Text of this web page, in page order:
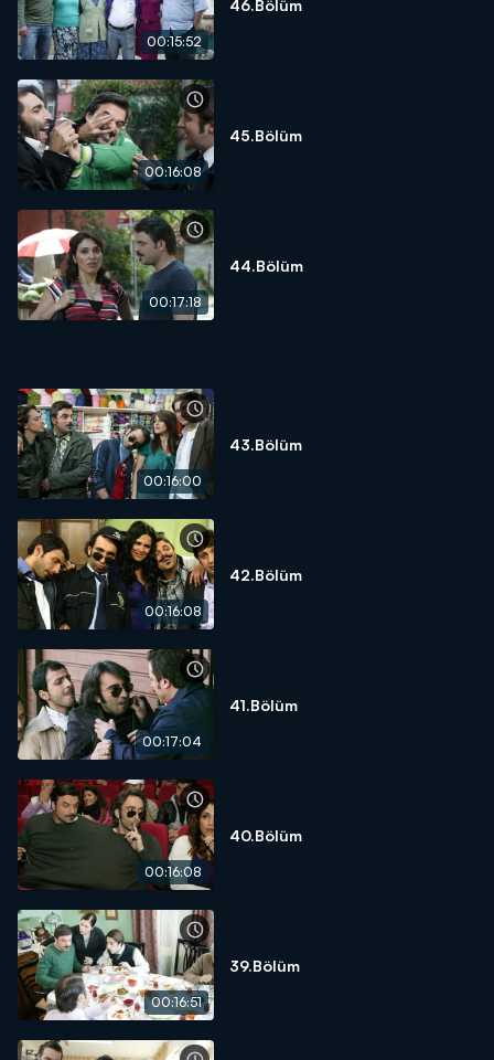
00:15:52
46.Bölüm
00:16:08
45.Bölüm
00:17:18
44.Bölüm
00:16:00
43.Bölüm
00:16:08
42.Bölüm
00:17:04
41.Bölüm
00:16:08
40.Bölüm
00:16:51
39.Bölüm